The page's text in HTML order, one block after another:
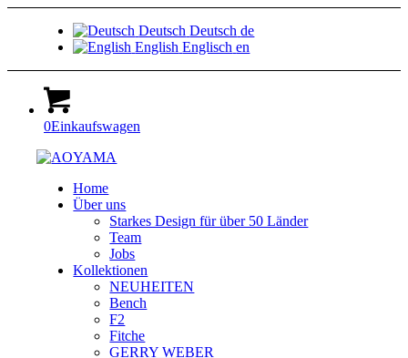
Deutsch Deutsch de
English Englisch en
0Einkaufswagen
Home
Über uns
Starkes Design für über 50 Länder
Team
Jobs
Kollektionen
NEUHEITEN
Bench
F2
Fitche
GERRY WEBER